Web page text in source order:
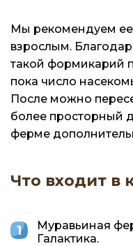
Мы рекомендуем ее
взрослым.
такой формикарий
пока число
После можно
более просторный
ферме
Что входит в
Муравьиная
Галактика.